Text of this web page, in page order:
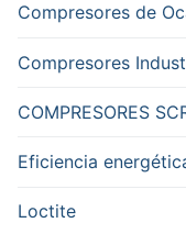
Compresores de
Compresores
COMPRESORES
Eficiencia
Loctite